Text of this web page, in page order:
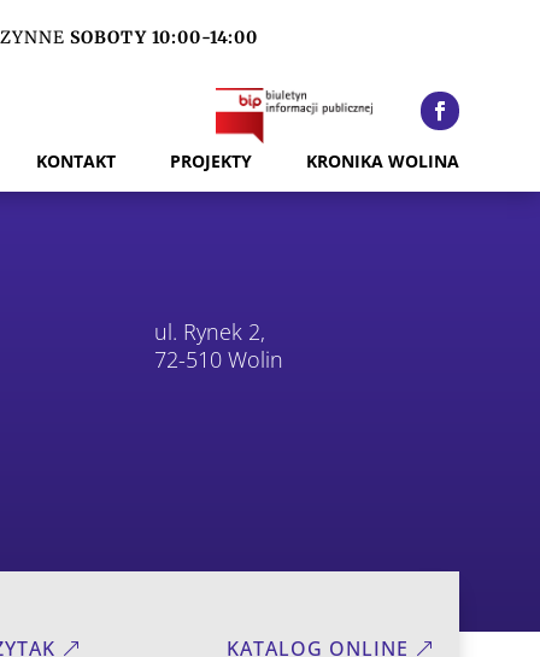
SOBOTY 10:00-14:00
KONTAKT PROJEKTY KRONIKA WOLINA
ul. Rynek 2,
72-510 Wolin
KATALOG ONLINE